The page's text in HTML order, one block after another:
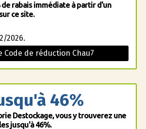
rabais immédiate à partir d'un
ce site.
2026.
Code de réduction Chau7
46%
Destockage, vous y trouverez une
jusqu'à 46%.